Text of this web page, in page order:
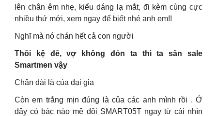
lên chân êm nhẹ, kiểu dáng lạ mắt, đi kèm cùng cực
nhiều thứ mới, xem ngay để biết nhé anh em!!
Nghĩ mà nó chán hết cả con người
Thôi kệ đê, vợ không đón ta thì ta săn sale
Smartmen vậy
Chân dài là của đại gia
Còn em trắng mịn đúng là của các anh mình rồi . Ở
đây có bác nào mê đôi SMART05T ngay từ cái nhìn